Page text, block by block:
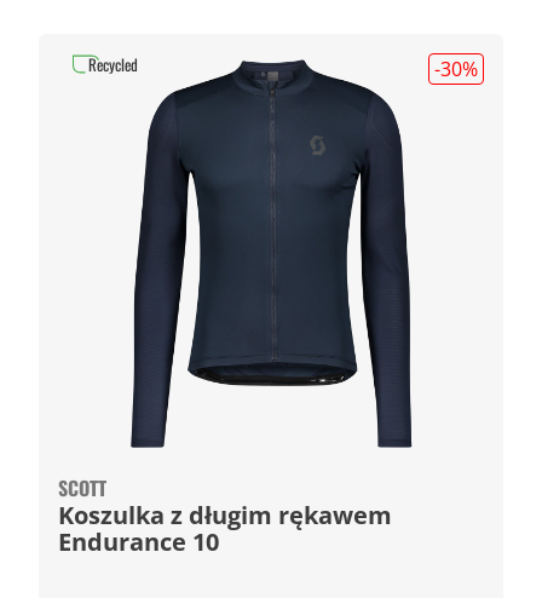
-30%
SCOTT
Koszulka z długim rękawem
Endurance 10
Recycled